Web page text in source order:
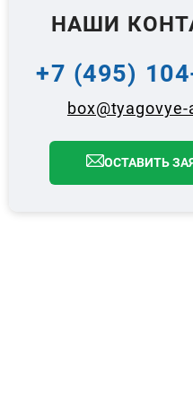
НАШИ
+7 (495)
box@tyagovye-
ОСТАВИТЬ